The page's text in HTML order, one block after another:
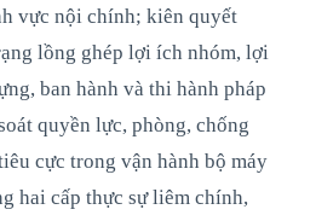
vực nội chính; kiên quyết
lồng ghép lợi ích nhóm, lợi
ban hành và thi hành pháp
quyền lực, phòng, chống
cực trong vận hành bộ máy
hai cấp thực sự liêm chính,